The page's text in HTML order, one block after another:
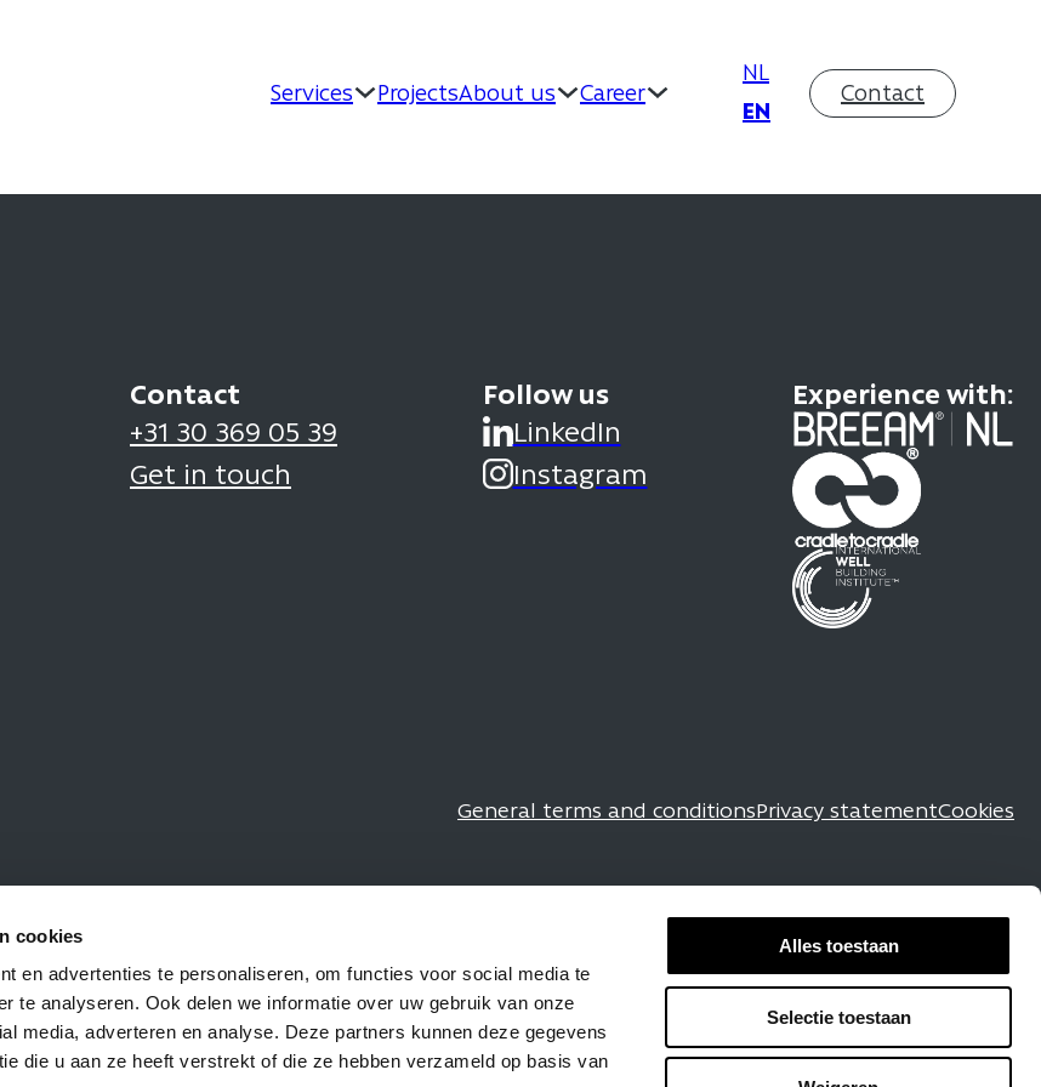
cookies
en advertenties te personaliseren, om functies voor social media te
te analyseren. Ook delen we informatie over uw gebruik van onze
media, adverteren en analyse. Deze partners kunnen deze gegevens
die u aan ze heeft verstrekt of die ze hebben verzameld op basis van
Alles toestaan
Selectie toestaan
Services ProjectsAbout us Career
NL
EN
Contact
Contact
+31 30 369 05 39
Get in touch
Follow us
LinkedIn
Instagram
Experience with:
General terms and conditionsPrivacy statementCookies